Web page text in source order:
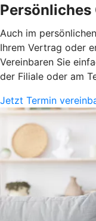
Persönliches
Auch im
Ihrem Vertrag oder
Vereinbaren Sie
der Filiale oder am
Jetzt Termin